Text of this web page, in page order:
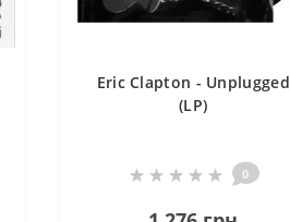
Eric Clapton - Unplugged
(LP)
0